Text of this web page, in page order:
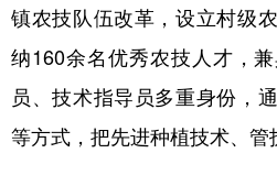
镇农技队伍改革，设立村级
纳160余名优秀农技人才，
员、技术指导员多重身份，
等方式，把先进种植技术、管